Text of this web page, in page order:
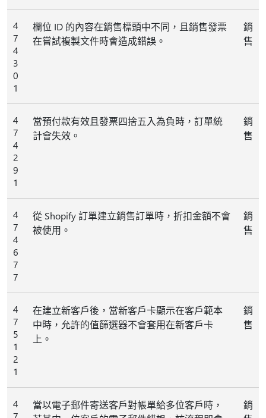
4
7
4
3
0
1
欄位 ID 的內容在銷售標頭中不同，且銷售發票
在嘗試複製文件時會造成錯誤。
銷
售
4
7
4
2
9
1
當預付款有效且發票四捨五入為負時，訂單統
計會失效。
銷
售
4
7
4
6
7
7
從 Shopify 訂單建立銷售訂單時，折扣金額不會
被使用。
銷
售
4
7
5
1
2
1
在建立新客戶後，當新客戶卡顯示在客戶範本
中時，允許的值篩選器不會套用在新客戶卡
上。
銷
售
4
當以電子郵件寄送客戶對帳單給多位客戶時，
銷